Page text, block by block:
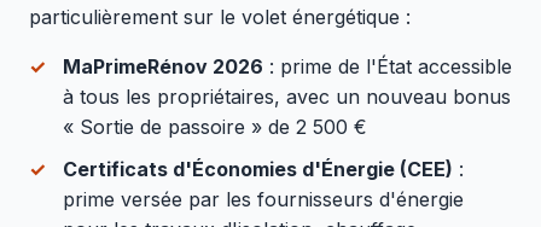
particulièrement sur le volet énergétique :
MaPrimeRénov 2026 : prime de l'État accessible
à tous les propriétaires, avec un nouveau bonus
« Sortie de passoire » de 2 500 €
Certificats d'Économies d'Énergie (CEE) :
prime versée par les fournisseurs d'énergie